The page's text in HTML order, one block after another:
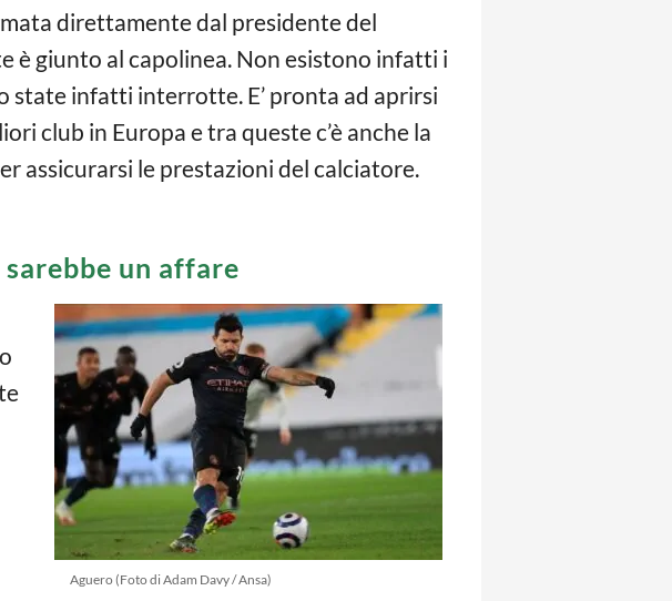
direttamente dal presidente del
è giunto al capolinea. Non esistono infatti i
state infatti interrotte. E’ pronta ad aprirsi
club in Europa e tra queste c’è anche la
assicurarsi le prestazioni del calciatore.
un affare
Aguero (Foto di Adam Davy / Ansa)